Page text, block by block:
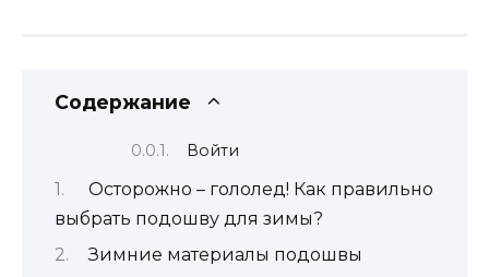
Содержание
Войти
Осторожно – гололед! Как правильно
выбрать подошву для зимы?
Зимние материалы подошвы